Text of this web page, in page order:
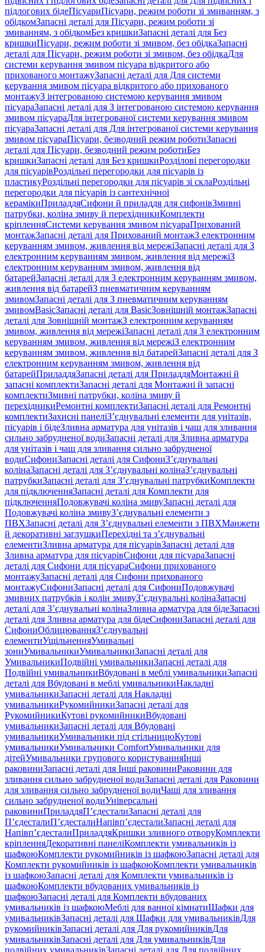
підлогових бідеПісуариПісуари, режим роботи зі змиванням, з
обідкомЗапасні деталі для Пісуари, режим роботи зі
змиванням, з обідкомБез кришкиЗапасні деталі для Без
кришкиПісуари, режим роботи зі змивом, без обідкаЗапасні
деталі для Пісуари, режим роботи зі змивом, без обідкаДля
системи керування змивом пісуара відкритого або
прихованого монтажуЗапасні деталі для Для системи
керування змивом пісуара відкритого або прихованого
монтажуЗ інтегрованою системою керування змивом
пісуараЗапасні деталі для З інтегрованою системою керування
змивом пісуараДля інтегрованої системи керування змивом
пісуараЗапасні деталі для Для інтегрованої системи керування
змивом пісуараПісуари, безводний режим роботиЗапасні
деталі для Пісуари, безводний режим роботиБез
кришкиЗапасні деталі для Без кришкиРозділові перегородки
для пісуарівРоздільні перегородки для пісуарів із
пластикуРоздільні перегородки для пісуарів зі склаРоздільні
перегородки для пісуарів із сантехнічної
керамікиПриладдяСифони й приладдя для сифонівЗмивні
патрубки, коліна змиву й перехідникиКомплекти
кріпленняСистеми керування змивом пісуараПрихований
монтажЗапасні деталі для Прихований монтажЗ електронним
керуванням змивом, живлення від мережіЗапасні деталі для З
електронним керуванням змивом, живлення від мережіЗ
електронним керуванням змивом, живлення від
батарейЗапасні деталі для З електронним керуванням змивом,
живлення від батарейЗ пневматичним керуванням
змивомЗапасні деталі для З пневматичним керуванням
змивомBasicЗапасні деталі для BasicЗовнішній монтажЗапасні
деталі для Зовнішній монтажЗ електронним керуванням
змивом, живлення від мережіЗапасні деталі для З електронним
керуванням змивом, живлення від мережіЗ електронним
керуванням змивом, живлення від батарейЗапасні деталі для З
електронним керуванням змивом, живлення від
батарейПриладдяЗапасні деталі для ПриладдяМонтажні й
запасні комплектиЗапасні деталі для Монтажні й запасні
комплектиЗмивні патрубки, коліна змиву й
перехідникиРемонтні комплектиЗапасні деталі для Ремонтні
комплектиЗахисні панеліЗ’єднувальні елементи для унітазів,
пісуарів і бідеЗливна арматура для унітазів і чаш для зливання
сильно забрудненої водиЗапасні деталі для Зливна арматура
для унітазів і чаш для зливання сильно забрудненої
водиСифониЗапасні деталі для СифониЗ’єднувальні
колінаЗапасні деталі для З’єднувальні колінаЗ’єднувальні
патрубкиЗапасні деталі для З’єднувальні патрубкиКомплекти
для підключенняЗапасні деталі для Комплекти для
підключенняПодовжувачі коліна змивуЗапасні деталі для
Подовжувачі коліна змивуЗ’єднувальні елементи з
ПВХЗапасні деталі для З’єднувальні елементи з ПВХМанжети
й декоративні заглушкиПерехідні та з’єднувальні
елементиЗливна арматура для пісуарівЗапасні деталі для
Зливна арматура для пісуарівСифони для пісуараЗапасні
деталі для Сифони для пісуараСифони прихованого
монтажуЗапасні деталі для Сифони прихованого
монтажуСифониЗапасні деталі для СифониПодовжувачі
змивних патрубків і колін змивуЗ’єднувальні колінаЗапасні
деталі для З’єднувальні колінаЗливна арматура для бідеЗапасні
деталі для Зливна арматура для бідеСифониЗапасні деталі для
СифониОблицюванняЗ’єднувальні
елементиУщільненняУмивальні
зониУмивальникиУмивальникиЗапасні деталі для
УмивальникиПодвійні умивальникиЗапасні деталі для
Подвійні умивальникиВбудовані в меблі умивальникиЗапасні
деталі для Вбудовані в меблі умивальникиНакладні
умивальникиЗапасні деталі для Накладні
умивальникиРукомийникиЗапасні деталі для
РукомийникиКутові рукомийникиВбудовані
умивальникиЗапасні деталі для Вбудовані
умивальникиУмивальники під стільницюКутові
умивальникиУмивальники ComfortУмивальники для
дітейУмивальники групового користуванняІнші
раковиниЗапасні деталі для Інші раковиниРаковини для
зливання сильно забрудненої водиЗапасні деталі для Раковини
для зливання сильно забрудненої водиЧаші для зливання
сильно забрудненої водиУніверсальні
раковиниПриладдяП’єдесталиЗапасні деталі для
П’єдесталиП’єдесталиНапівп’єдесталиЗапасні деталі для
Напівп’єдесталиПриладдяКришки зливного отворуКомплекти
кріпленняДекоративні панеліКомплекти умивальників із
шафкоюКомплекти рукомийників із шафкоюЗапасні деталі для
Комплекти рукомийників із шафкоюКомплекти умивальників
із шафкоюЗапасні деталі для Комплекти умивальників із
шафкоюКомплекти вбудованих умивальників із
шафкоюЗапасні деталі для Комплекти вбудованих
умивальників із шафкоюМеблі для ванної кімнатиШафки для
умивальниківЗапасні деталі для Шафки для умивальниківДля
рукомийниківЗапасні деталі для Для рукомийниківДля
умивальниківЗапасні деталі для Для умивальниківДля
подвійних умивальниківЗапасні деталі для Для подвійних